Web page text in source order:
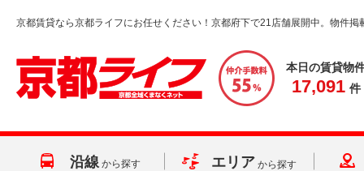
京都賃貸なら京都ライフにお任せください！京都府下で21店舗展開中。物件掲
本日の賃貸物
17,091 件
沿線 から探す エリア から探す